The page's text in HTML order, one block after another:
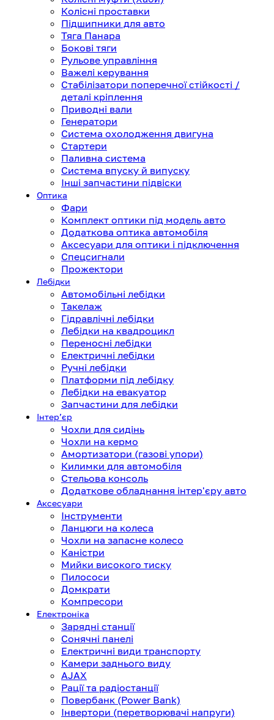
Колісні проставки
Підшипники для авто
Тяга Панара
Бокові тяги
Рульове управління
Важелі керування
Стабілізатори поперечної стійкості /
деталі кріплення
Приводні вали
Генератори
Система охолодження двигуна
Стартери
Паливна система
Система впуску й випуску
Інші запчастини підвіски
Оптика
Фари
Комплект оптики під модель авто
Додаткова оптика автомобіля
Аксесуари для оптики і підключення
Спецсигнали
Прожектори
Лебідки
Автомобільні лебідки
Такелаж
Гідравлічні лебідки
Лебідки на квадроцикл
Переносні лебідки
Електричні лебідки
Ручні лебідки
Платформи під лебідку
Лебідки на евакуатор
Запчастини для лебідки
Інтерʼєр
Чохли для сидінь
Чохли на кермо
Амортизатори (газові упори)
Килимки для автомобіля
Стельова консоль
Додаткове обладнання інтер'єру авто
Аксесуари
Інструменти
Ланцюги на колеса
Чохли на запасне колесо
Каністри
Мийки високого тиску
Пилососи
Домкрати
Компресори
Електроніка
Зарядні станції
Сонячні панелі
Електричні види транспорту
Камери заднього виду
AJAX
Рації та радіостанції
Повербанк (Power Bank)
Інвертори (перетворювачі напруги)